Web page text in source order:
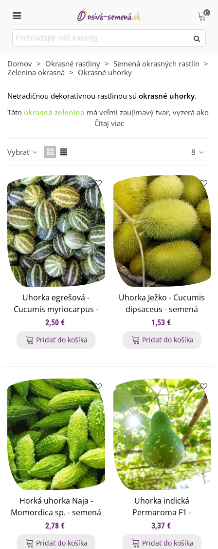
0
Domov > Okrasné rastliny > Semená okrasných rastlín >
Zelenina okrasná > Okrasné uhorky
Netradičnou dekoratívnou rastlinou sú okrasné uhorky.
Táto okrasná zelenina má veľmi zaujímavý tvar, vyzerá ako
malý ježko.
mesiacov, záleží na konkrétnej odrode a spôsobe
dekorovania.
konzumáciu.
Čítaj viac
Vybrať 8
Uhorka egrešová -
Cucumis myriocarpus -
semená uhorky - 6 ks
2,50 €
Pridať do košíka
Uhorka Ježko - Cucumis
dipsaceus - semená
uhorky - 6 ks
1,53 €
Pridať do košíka
Horká uhorka Naja -
Momordica sp. - semená
uhorky - 6 ks
2,78 €
Pridať do košíka
Uhorka indická
Permaroma F1 -
Lagenaria siceraria -
3,37 €
Pridať do košíka